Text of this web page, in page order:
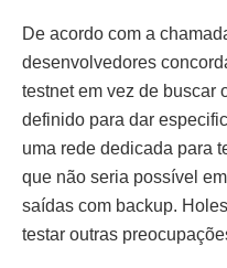
De acordo com a
desenvolvedores
testnet em vez de buscar
definido para dar
uma rede dedicada para
que não seria possível
saídas com backup.
testar outras